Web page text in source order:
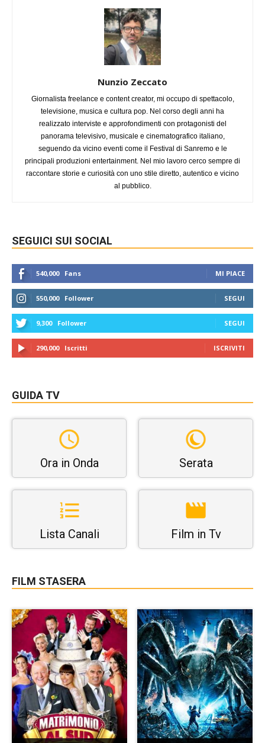
Nunzio Zeccato
Giornalista freelance e content creator, mi occupo di spettacolo,
televisione, musica e cultura pop. Nel corso degli anni ha
realizzato interviste e approfondimenti con protagonisti del
panorama televisivo, musicale e cinematografico italiano,
seguendo da vicino eventi come il Festival di Sanremo e le
principali produzioni entertainment. Nel mio lavoro cerco sempre di
raccontare storie e curiosità con uno stile diretto, autentico e vicino
al pubblico.
SEGUICI SUI SOCIAL
540,000 Fans MI PIACE
550,000 Follower SEGUI
9,300 Follower SEGUI
290,000 Iscritti ISCRIVITI
GUIDA TV
Ora in Onda Serata
Lista Canali Film in Tv
FILM STASERA